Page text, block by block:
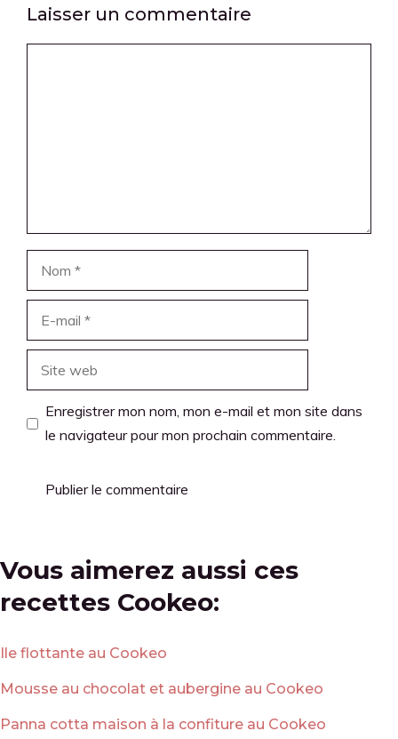
Laisser un commentaire
Enregistrer mon nom, mon e-mail et mon site dans
le navigateur pour mon prochain commentaire.
Vous aimerez aussi ces
recettes Cookeo:
Ile flottante au Cookeo
Mousse au chocolat et aubergine au Cookeo
Panna cotta maison à la confiture au Cookeo